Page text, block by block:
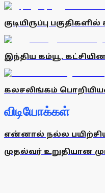
குடியிருப்பு
இந்திய கம்யூ.
கலசலிங்கம்
விடியோக்கள்
என்னால் நல்ல
முதல்வர் உறுதியான